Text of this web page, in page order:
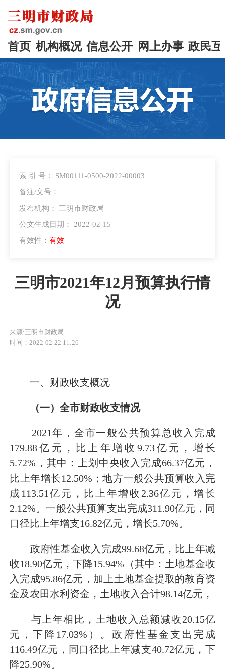
首页 机构概况 信息公开 网上办事 政民
索 引 号： SM00111-0500-2022-00003
备注/文号：
发布机构： 三明市财政局
公文生成日期： 2022-02-15
有效性： 有效
三明市2021年12月预算执行情
况
来源:三明市财政局
时间：2022-02-22 11:26
一、财政收支概况
（一）全市财政收支情况
2021年，全市一般公共预算总收入完成
179.88亿元，比上年增收9.73亿元，增长
5.72%，其中：上划中央收入完成66.37亿元，
比上年增长12.50%；地方一般公共预算收入完
成113.51亿元，比上年增收2.36亿元，增长
2.12%。一般公共预算支出完成311.90亿元，同
口径比上年增支16.82亿元，增长5.70%。
政府性基金收入完成99.68亿元，比上年减
收18.90亿元，下降15.94%（其中：土地基金收
入完成95.86亿元，加上土地基金提取的教育资
金及农田水利资金，土地收入合计98.14亿元，
与上年相比，土地收入总额减收20.15亿
元，下降17.03%）。政府性基金支出完成
116.49亿元，同口径比上年减支40.72亿元，下
降25.90%。